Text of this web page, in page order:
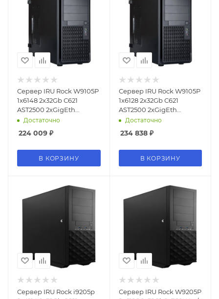
Сервер IRU Rock W9105P
1x6148 2x32Gb С621
AST2500 2xGigEth
1x650W w/o OS (2081124)
Достаточно
224 009 ₽
В КОРЗИНУ
Сервер IRU Rock W9105P
1x6128 2x32Gb С621
AST2500 2xGigEth
1x650W w/o OS (2081312)
Достаточно
234 838₽
В КОРЗИНУ
Сервер IRU Rock i9205p
Сервер IRU Rock W9205P